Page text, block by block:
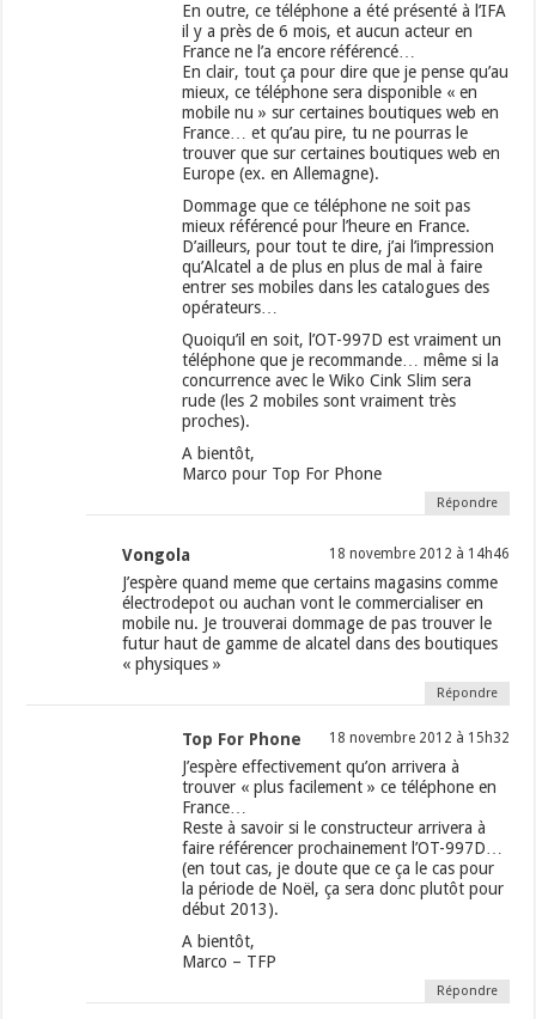
En outre, ce téléphone a été présenté à l’IFA
il y a près de 6 mois, et aucun acteur en
France ne l’a encore référencé…
En clair, tout ça pour dire que je pense qu’au
mieux, ce téléphone sera disponible « en
mobile nu » sur certaines boutiques web en
France… et qu’au pire, tu ne pourras le
trouver que sur certaines boutiques web en
Europe (ex. en Allemagne).
Dommage que ce téléphone ne soit pas
mieux référencé pour l’heure en France.
D’ailleurs, pour tout te dire, j’ai l’impression
qu’Alcatel a de plus en plus de mal à faire
entrer ses mobiles dans les catalogues des
opérateurs…
Quoiqu’il en soit, l’OT-997D est vraiment un
téléphone que je recommande… même si la
concurrence avec le Wiko Cink Slim sera
rude (les 2 mobiles sont vraiment très
proches).
A bientôt,
Marco pour Top For Phone
Répondre
Vongola 18 novembre 2012 à 14h46
J’espère quand meme que certains magasins comme
électrodepot ou auchan vont le commercialiser en
mobile nu. Je trouverai dommage de pas trouver le
futur haut de gamme de alcatel dans des boutiques
« physiques »
Répondre
Top For Phone 18 novembre 2012 à 15h32
J’espère effectivement qu’on arrivera à
trouver « plus facilement » ce téléphone en
France…
Reste à savoir si le constructeur arrivera à
faire référencer prochainement l’OT-997D…
(en tout cas, je doute que ce ça le cas pour
la période de Noël, ça sera donc plutôt pour
début 2013).
A bientôt,
Marco – TFP
Répondre